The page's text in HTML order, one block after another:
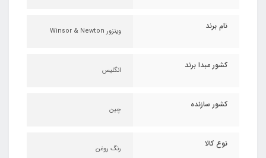
نام برند وینزور Winsor & Newton
کشور مبدا برند انگلیس
کشور سازنده چین
نوع کالا رنگ روغن